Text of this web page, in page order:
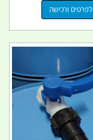
לפרטים ורכישה